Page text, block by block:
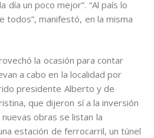
día un poco mejor”. “Al país lo
todos”, manifestó, en la misma
la ocasión para contar
a cabo en la localidad por
presidente Alberto y de
que dijeron sí a la inversión
obras se listan la
estación de ferrocarril, un túnel